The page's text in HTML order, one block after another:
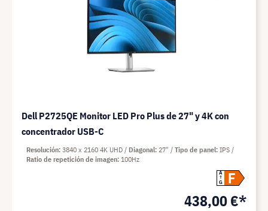
Dell P2725QE Monitor LED Pro Plus de 27" y 4K con
concentrador USB-C
A
G
F
438,00 €*
Resolución 3840 x 2160 4K UHD Diagonal 27" Tipo de panel IPS
Ratio de repetición de imagen 100Hz